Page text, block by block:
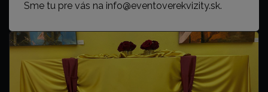
Sme tu pre vás na info@eventoverekvizity.sk.